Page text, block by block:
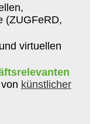
(ZUGFeRD,
virtuellen
künstlicher